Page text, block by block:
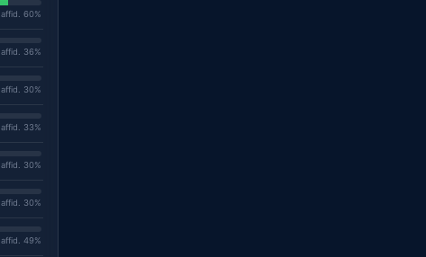
affid. 60%
affid. 36%
affid. 30%
affid. 33%
affid. 30%
affid. 30%
affid. 49%